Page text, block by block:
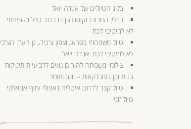
בלוג הטיולים של אנדה יואל
ברלין המבורג וקופנהגן ברכבת. טיול משפחתי
לא למיטיבי לכת
טיול משפחתי בפראג וצפון צ'כיה, גן העדן הצ'כי
לא למיטיבי לכת. אנדה יואל
צילומי משפחה להורים גאים לרביעיית תינוקות
בנות ובן בפונדקאות – יוגב ותומר
טיול קצר לדרום איטליה נאפולי וחוף אמאלפי
טיול זוגי